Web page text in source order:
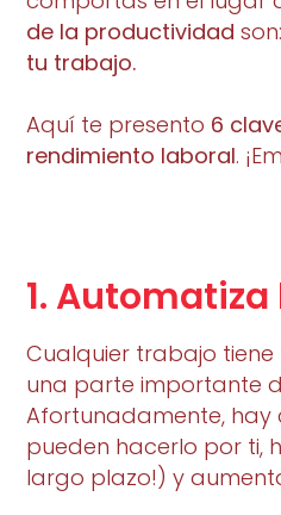
de la productividad son:
tu trabajo.
Aquí te presento 6
rendimiento laboral.
1.
Cualquier trabajo
una parte importante
Afortunadamente, hay
pueden hacerlo por ti,
largo plazo!) y